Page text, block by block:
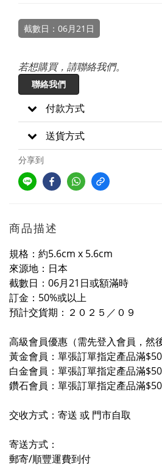
截數日：06月21日
若想購買，請聯絡我們。
聯絡我們
付款方式
送貨方式
分享到
商品描述
規格：約5.6cm x 5.6cm
來源地：日本
截數日：06月21日或額滿時
訂金：50%或以上
預計交貨期：２０２５／ ０９
高級會員優惠（需先登入會員，然
黃金會員：單張訂單指定產品滿
白金會員：單張訂單指定產品滿
鑽石會員：單張訂單指定產品滿
交收方式：寄送 或 門市自取
寄送方式：
郵寄/順豐運費到付